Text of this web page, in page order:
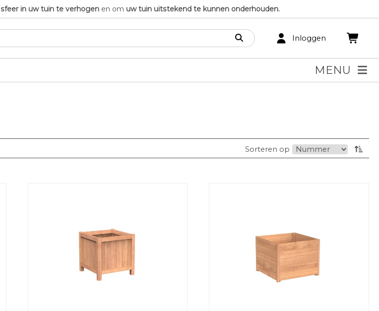
sfeer in uw tuin te verhogen en om uw tuin uitstekend te kunnen onderhouden.
Inloggen
MENU
Sorteren op